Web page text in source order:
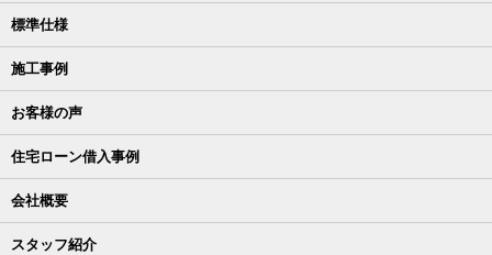
標準仕様
施工事例
お客様の声
住宅ローン借入事例
会社概要
スタッフ紹介